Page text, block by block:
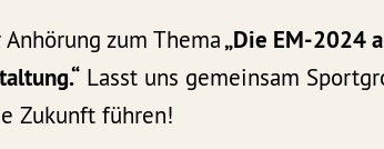
zum Thema„Die EM-2024
Lasst uns gemeinsam
Zukunft führen!